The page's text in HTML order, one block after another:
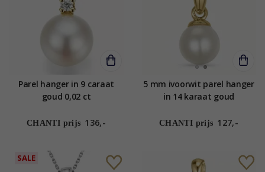
Parel hanger in 9 caraat
goud 0,02 ct
CHANTI prijs 136,-
5 mm ivoorwit parel hanger
in 14 karaat goud
CHANTI prijs 127,-
SALE